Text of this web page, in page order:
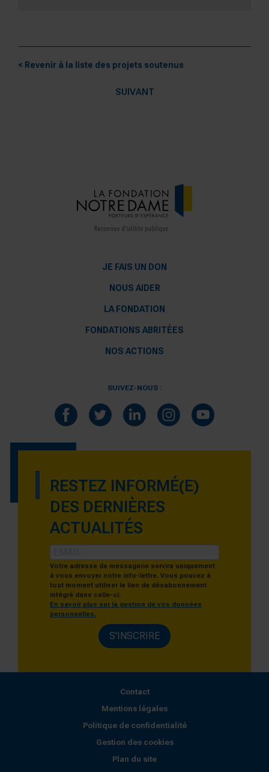
< Revenir à la liste des projets soutenus
SUIVANT
JE FAIS UN DON
NOUS AIDER
LA FONDATION
FONDATIONS ABRITÉES
NOS ACTIONS
SUIVEZ-NOUS :
RESTEZ INFORMÉ(E)
DES DERNIÈRES
ACTUALITÉS
Votre adresse de messagerie servira uniquement
à vous envoyer notre info-lettre. Vous pouvez à
tout moment utiliser le lien de désabonnement
intégré dans celle-ci.
En savoir plus sur la gestion de vos données
personnelles.
S'INSCRIRE
Contact
Mentions légales
Politique de confidentialité
Gestion des cookies
Plan du site